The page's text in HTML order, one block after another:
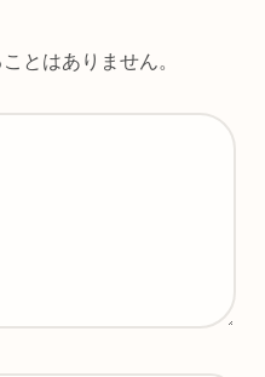
とはありません。